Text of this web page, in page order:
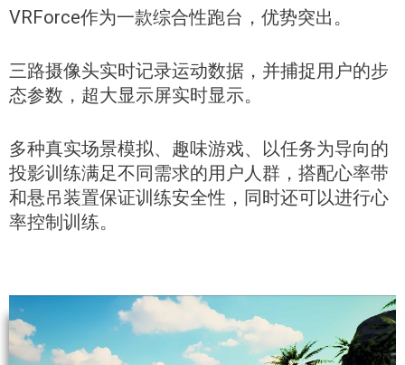
VRForce作为一款综合性跑台，优势突出。
三路摄像头实时记录运动数据，并捕捉用户的步
态参数，超大显示屏实时显示。
多种真实场景模拟、趣味游戏、以任务为导向的
投影训练满足不同需求的用户人群，搭配心率带
和悬吊装置保证训练安全性，同时还可以进行心
率控制训练。